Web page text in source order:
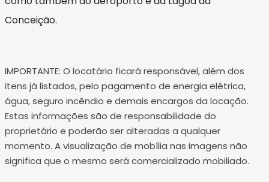
Conceição.
IMPORTANTE: O locatário ficará responsável, além dos
itens já listados, pelo pagamento de energia elétrica,
água, seguro incêndio e demais encargos da locação.
Estas informações são de responsabilidade do
proprietário e poderão ser alteradas a qualquer
momento. A visualização de mobília nas imagens não
significa que o mesmo será comercializado mobiliado.